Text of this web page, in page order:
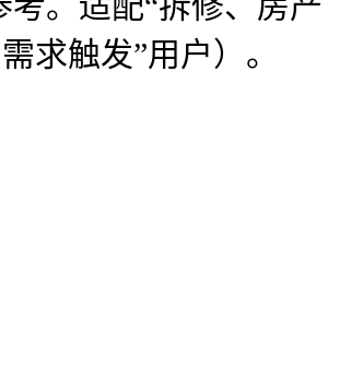
求触发”用户）。